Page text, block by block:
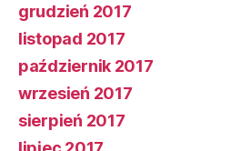
grudzień 2017
listopad 2017
październik 2017
wrzesień 2017
sierpień 2017